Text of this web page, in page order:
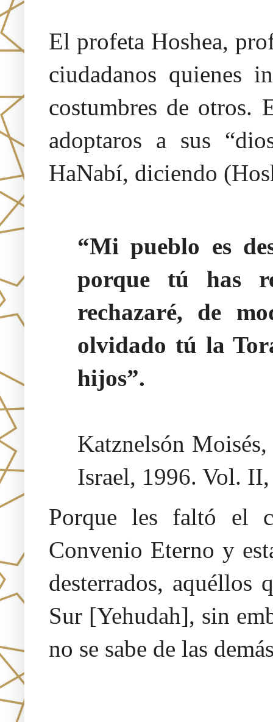
El profeta Hoshea,
ciudadanos quienes
costumbres de otros.
adoptaros a sus
HaNabí, diciendo
“Mi pueblo es
porque tú has
rechazaré, de
olvidado tú la
hijos”.
Katznelsón
Israel, 1996. Vol.
Porque les faltó el
Convenio Eterno y
desterrados,
Sur [Yehudah], sin
no se sabe de las